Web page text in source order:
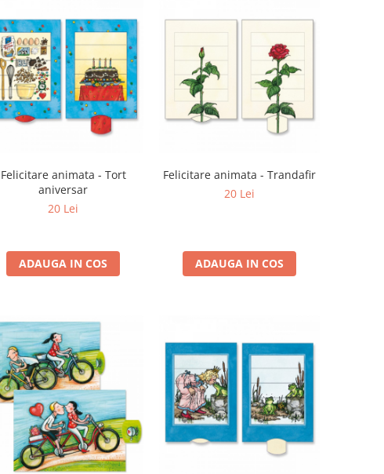
Felicitare animata - Tort
aniversar
20 Lei
ADAUGA IN COS
Felicitare animata - Trandafir
20 Lei
ADAUGA IN COS